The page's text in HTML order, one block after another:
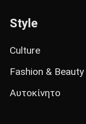
Style
Culture
Fashion & Beauty
Αυτοκίνητο